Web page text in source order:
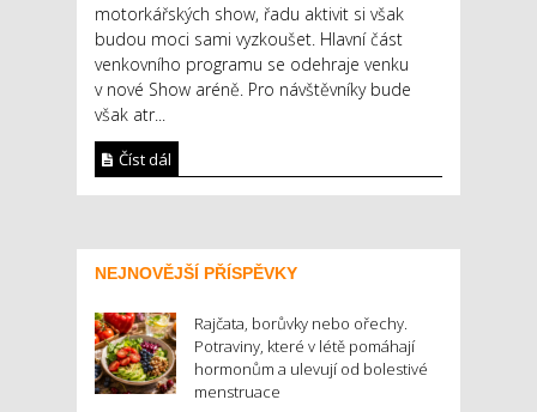
motorkářských show, řadu aktivit si však
budou moci sami vyzkoušet. Hlavní část
venkovního programu se odehraje venku
v nové Show aréně. Pro návštěvníky bude
však atr...
Číst dál
NEJNOVĚJŠÍ PŘÍSPĚVKY
Rajčata, borůvky nebo ořechy.
Potraviny, které v létě pomáhají
hormonům a ulevují od bolestivé
menstruace